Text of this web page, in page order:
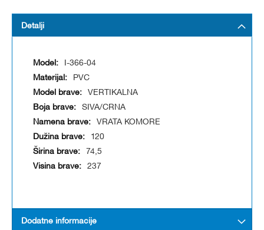
Detalji
I-366-04
PVC
VERTIKALNA
SIVA/CRNA
VRATA KOMORE
120
74,5
237
Dodatne informacije